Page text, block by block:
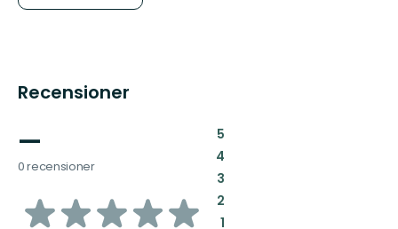
Recensioner
—
0 recensioner
av
5:
4:
3:
2:
1: